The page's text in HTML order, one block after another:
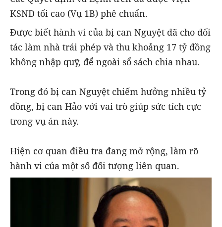
KSND tối cao (Vụ 1B) phê chuẩn.
Được biết hành vi của bị can Nguyệt đã cho đối
tác làm nhà trái phép và thu khoảng 17 tỷ đồng
không nhập quỹ, để ngoài sổ sách chia nhau.
Trong đó bị can Nguyệt chiếm hưởng nhiều tỷ
đồng, bị can Hảo với vai trò giúp sức tích cực
trong vụ án này.
Hiện cơ quan điều tra đang mở rộng, làm rõ
hành vi của một số đối tượng liên quan.